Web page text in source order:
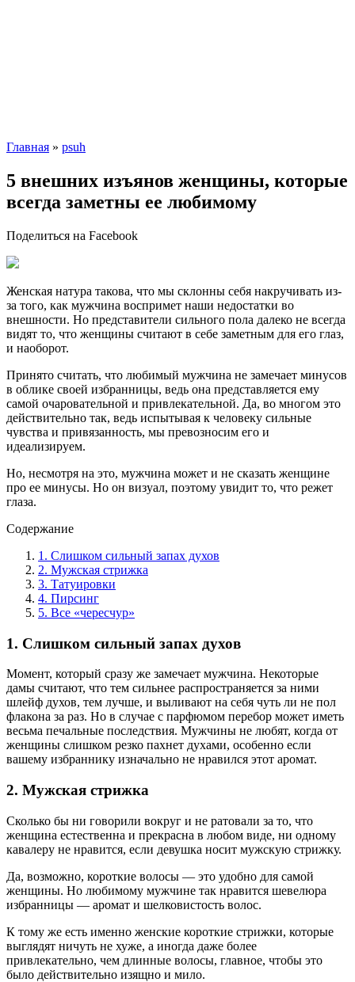
Главная » psuh
5 внешних изъянов женщины, которые
всегда заметны ее любимому
Поделиться на Facebook
Женская натура такова, что мы склонны себя накручивать из-
за того, как мужчина воспримет наши недостатки во
внешности. Но представители сильного пола далеко не всегда
видят то, что женщины считают в себе заметным для его глаз,
и наоборот.
Принято считать, что любимый мужчина не замечает минусов
в облике своей избранницы, ведь она представляется ему
самой очаровательной и привлекательной. Да, во многом это
действительно так, ведь испытывая к человеку сильные
чувства и привязанность, мы превозносим его и
идеализируем.
Но, несмотря на это, мужчина может и не сказать женщине
про ее минусы. Но он визуал, поэтому увидит то, что режет
глаза.
Содержание
1. Слишком сильный запах духов
2. Мужская стрижка
3. Татуировки
4. Пирсинг
5. Все «чересчур»
1. Слишком сильный запах духов
Момент, который сразу же замечает мужчина. Некоторые
дамы считают, что тем сильнее распространяется за ними
шлейф духов, тем лучше, и выливают на себя чуть ли не пол
флакона за раз. Но в случае с парфюмом перебор может иметь
весьма печальные последствия. Мужчины не любят, когда от
женщины слишком резко пахнет духами, особенно если
вашему избраннику изначально не нравился этот аромат.
2. Мужская стрижка
Сколько бы ни говорили вокруг и не ратовали за то, что
женщина естественна и прекрасна в любом виде, ни одному
кавалеру не нравится, если девушка носит мужскую стрижку.
Да, возможно, короткие волосы — это удобно для самой
женщины. Но любимому мужчине так нравится шевелюра
избранницы — аромат и шелковистость волос.
К тому же есть именно женские короткие стрижки, которые
выглядят ничуть не хуже, а иногда даже более
привлекательно, чем длинные волосы, главное, чтобы это
было действительно изящно и мило.